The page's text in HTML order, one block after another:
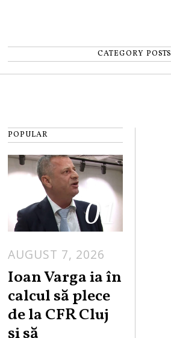
CATEGORY POSTS
POPULAR
01
AUGUST 7, 2026
Ioan Varga ia în
calcul să plece
de la CFR Cluj